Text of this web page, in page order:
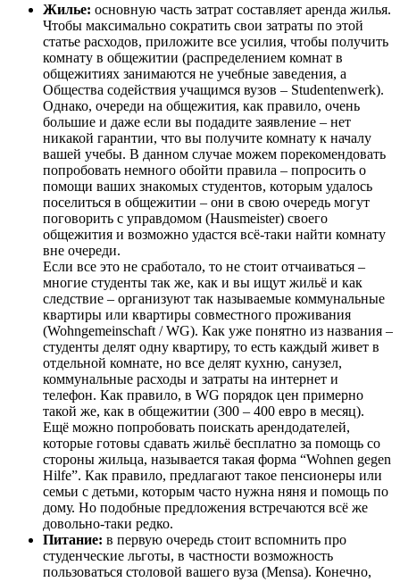
Жилье: основную часть затрат составляет аренда жилья.
Чтобы максимально сократить свои затраты по этой
статье расходов, приложите все усилия, чтобы получить
комнату в общежитии (распределением комнат в
общежитиях занимаются не учебные заведения, а
Общества содействия учащимся вузов – Studentenwerk).
Однако, очереди на общежития, как правило, очень
большие и даже если вы подадите заявление – нет
никакой гарантии, что вы получите комнату к началу
вашей учебы. В данном случае можем порекомендовать
попробовать немного обойти правила – попросить о
помощи ваших знакомых студентов, которым удалось
поселиться в общежитии – они в свою очередь могут
поговорить с управдомом (Hausmeister) своего
общежития и возможно удастся всё-таки найти комнату
вне очереди.
Если все это не сработало, то не стоит отчаиваться –
многие студенты так же, как и вы ищут жильё и как
следствие – организуют так называемые коммунальные
квартиры или квартиры совместного проживания
(Wohngemeinschaft / WG). Как уже понятно из названия –
студенты делят одну квартиру, то есть каждый живет в
отдельной комнате, но все делят кухню, санузел,
коммунальные расходы и затраты на интернет и
телефон. Как правило, в WG порядок цен примерно
такой же, как в общежитии (300 – 400 евро в месяц).
Ещё можно попробовать поискать арендодателей,
которые готовы сдавать жильё бесплатно за помощь со
стороны жильца, называется такая форма “Wohnen gegen
Hilfe”. Как правило, предлагают такое пенсионеры или
семьи с детьми, которым часто нужна няня и помощь по
дому. Но подобные предложения встречаются всё же
довольно-таки редко.
Питание: в первую очередь стоит вспомнить про
студенческие льготы, в частности возможность
пользоваться столовой вашего вуза (Mensa). Конечно,